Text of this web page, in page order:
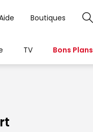
Boutiques
TV Bons Plans